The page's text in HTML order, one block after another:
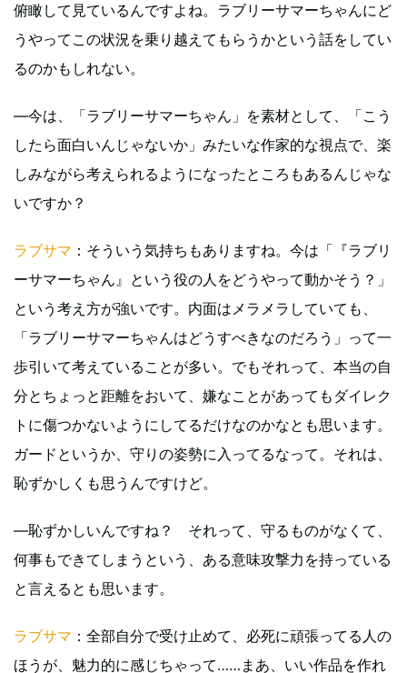
俯瞰して見ているんですよね。ラブリーサマーちゃんにど
うやってこの状況を乗り越えてもらうかという話をしてい
るのかもしれない。
―今は、「ラブリーサマーちゃん」を素材として、「こう
したら面白いんじゃないか」みたいな作家的な視点で、楽
しみながら考えられるようになったところもあるんじゃな
いですか？
ラブサマ ：そういう気持ちもありますね。今は「『ラブリ
ーサマーちゃん』という役の人をどうやって動かそう？」
という考え方が強いです。内面はメラメラしていても、
「ラブリーサマーちゃんはどうすべきなのだろう」って一
歩引いて考えていることが多い。でもそれって、本当の自
分とちょっと距離をおいて、嫌なことがあってもダイレク
トに傷つかないようにしてるだけなのかなとも思います。
ガードというか、守りの姿勢に入ってるなって。それは、
恥ずかしくも思うんですけど。
―恥ずかしいんですね？ それって、守るものがなくて、
何事もできてしまうという、ある意味攻撃力を持っている
と言えるとも思います。
ラブサマ ：全部自分で受け止めて、必死に頑張ってる人の
ほうが、魅力的に感じちゃって……まあ、いい作品を作れ